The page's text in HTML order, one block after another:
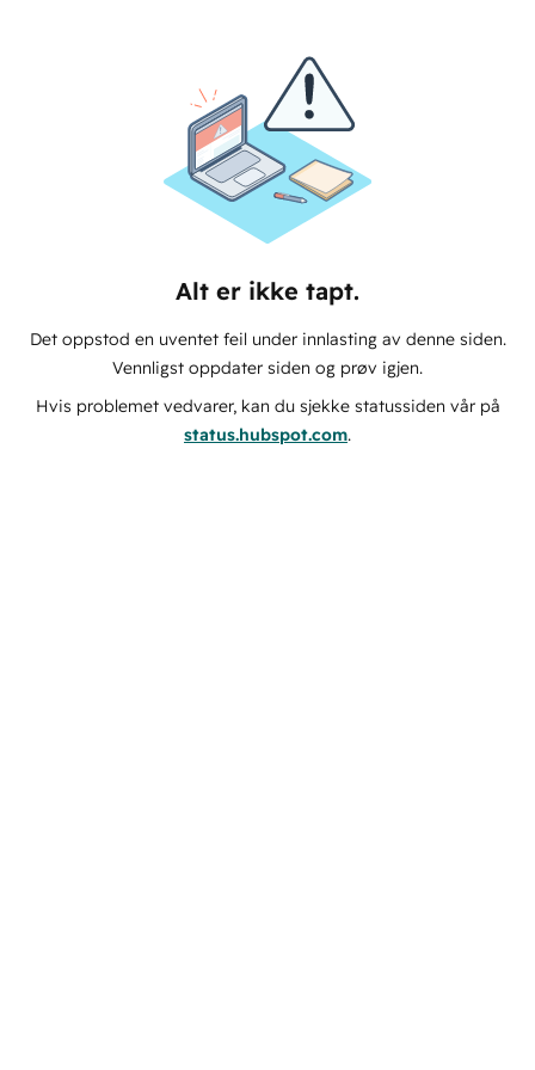
Alt er ikke tapt.
Det oppstod en uventet feil under innlasting av denne siden.
Vennligst oppdater siden og prøv igjen.
Hvis problemet vedvarer, kan du sjekke statussiden vår på
status.hubspot.com.